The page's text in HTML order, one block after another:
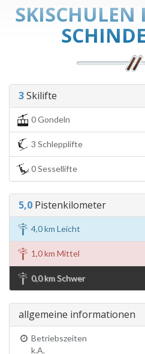
3Skilifte
0 Gondeln
3 Schlepplifte
0 Sessellifte
5,0 Pistenkilometer
4,0 km Leicht
1,0 km Mittel
0,0 km Schwer
allgemeine informationen
Betriebszeiten
k.A.